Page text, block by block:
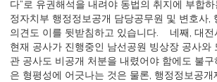
다”로 유권해석을 내려야 동법의 취지에 부합
정자치부 행정정보공개 담당공무원 및 변호사,
의견도 이를 뒷받침하고 있습니다. 네째, 대전
현재 공사가 진행중인 남선공원 빙상장 공사와
관 공사도 비공개 처분을 내렸어야 함에도 불
은 형평성에 어긋나는 것은 물론, 행정정보공개